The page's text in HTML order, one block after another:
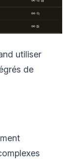
utiliser
de